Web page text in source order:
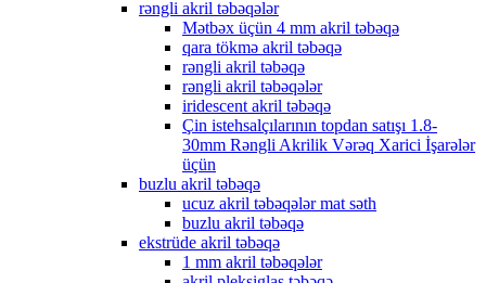
rəngli akril təbəqələr
Mətbəx üçün 4 mm akril təbəqə
qara tökmə akril təbəqə
rəngli akril təbəqə
rəngli akril təbəqələr
iridescent akril təbəqə
Çin istehsalçılarının topdan satışı 1.8-
30mm Rəngli Akrilik Vərəq Xarici İşarələr
üçün
buzlu akril təbəqə
ucuz akril təbəqələr mat səth
buzlu akril təbəqə
ekstrüde akril təbəqə
1 mm akril təbəqələr